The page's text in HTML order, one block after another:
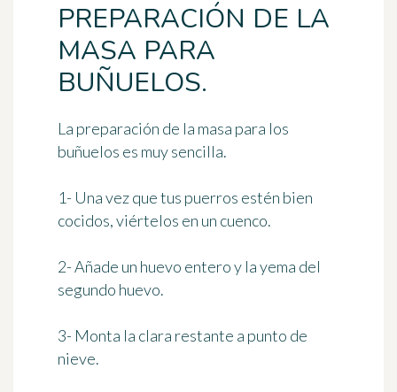
PREPARACIÓN DE LA
MASA PARA
BUÑUELOS.
La preparación de la masa para los
buñuelos es muy sencilla.
1- Una vez que tus puerros estén bien
cocidos, viértelos en un cuenco.
2- Añade un huevo entero y la yema del
segundo huevo.
3- Monta la clara restante a punto de
nieve.